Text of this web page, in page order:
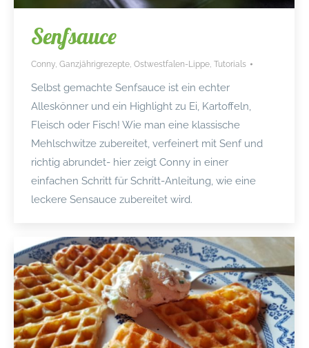
Senfsauce
Conny Ganzjährigrezepte Ostwestfalen-Lippe Tutorials
Selbst gemachte Senfsauce ist ein echter
Alleskönner und ein Highlight zu Ei, Kartoffeln,
Fleisch oder Fisch! Wie man eine klassische
Mehlschwitze zubereitet, verfeinert mit Senf und
richtig abrundet- hier zeigt Conny in einer
einfachen Schritt für Schritt-Anleitung, wie eine
leckere Sensauce zubereitet wird.